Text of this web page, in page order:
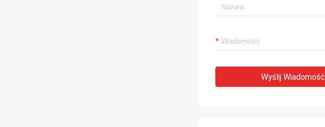
Wyślij Wiadomość